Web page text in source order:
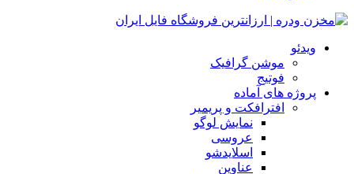
ویدئو
موشن گرافیک
فوتیج
پروژه های آماده
افترافکت و پریمیر
نمایش لوگو
عروسی
اسلایدشو
عناوین